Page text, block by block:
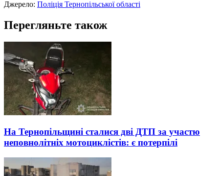
Джерело: Поліція Тернопільської області
Перегляньте також
На Тернопільщині сталися дві ДТП за участю
неповнолітніх мотоциклістів: є потерпілі